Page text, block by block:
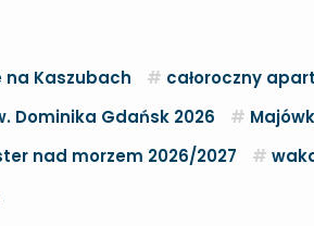
Kaszubach
całoroczny
Dominika Gdańsk 2026
nad morzem 2026/2027